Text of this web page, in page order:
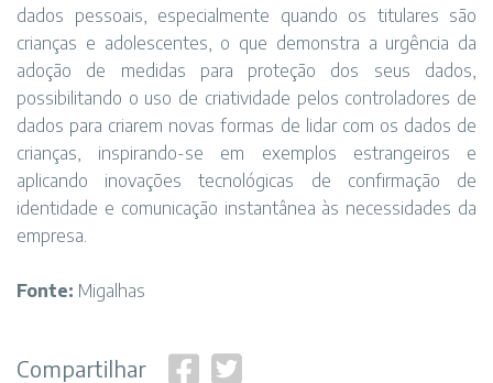
dados pessoais, especialmente quando os titulares são
crianças e adolescentes, o que demonstra a urgência da
adoção de medidas para proteção dos seus dados,
possibilitando o uso de criatividade pelos controladores de
dados para criarem novas formas de lidar com os dados de
crianças, inspirando-se em exemplos estrangeiros e
aplicando inovações tecnológicas de confirmação de
identidade e comunicação instantânea às necessidades da
empresa.
Fonte: Migalhas
Compartilhar